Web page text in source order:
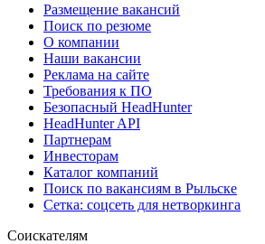
Размещение вакансий
Поиск по резюме
О компании
Наши вакансии
Реклама на сайте
Требования к ПО
Безопасный HeadHunter
HeadHunter API
Партнерам
Инвесторам
Каталог компаний
Поиск по вакансиям в Рыльске
Сетка: соцсеть для нетворкинга
Соискателям